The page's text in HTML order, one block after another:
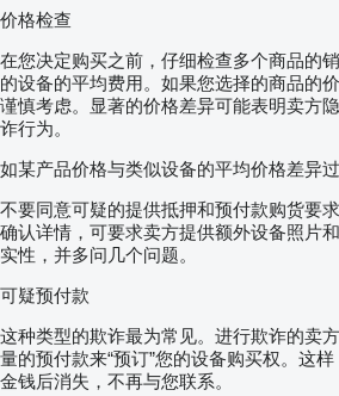
价格检查
在您决定购买之前，仔细检查多个商品的
的设备的平均费用。如果您选择的商品的
谨慎考虑。显著的价格差异可能表明卖方
诈行为。
如某产品价格与类似设备的平均价格差异过
不要同意可疑的提供抵押和预付款购货要
确认详情，可要求卖方提供额外设备照片
实性，并多问几个问题。
可疑预付款
这种类型的欺诈最为常见。进行欺诈的卖
量的预付款来“预订”您的设备购买权。这
金钱后消失，不再与您联系。